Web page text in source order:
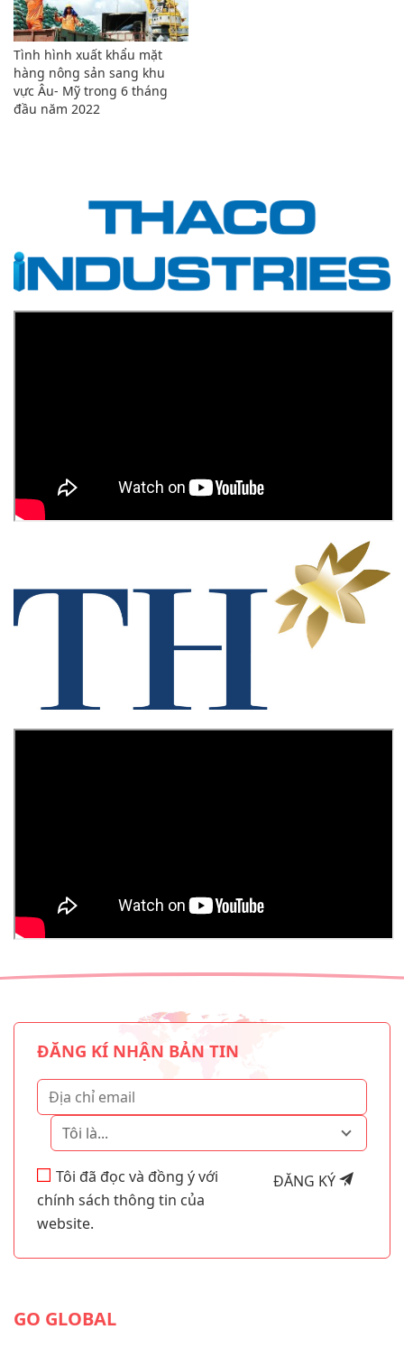
Tình hình xuất khẩu mặt
hàng nông sản sang khu
vực Âu- Mỹ trong 6 tháng
đầu năm 2022
ĐĂNG KÍ NHẬN BẢN TIN
Tôi là...
ĐĂNG KÝ
Tôi đã đọc và đồng ý với
chính sách thông tin của
website.
GO GLOBAL